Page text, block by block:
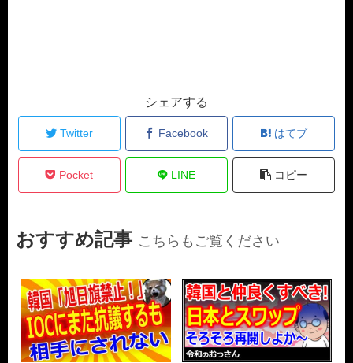
シェアする
Twitter Facebook はてブ
Pocket LINE コピー
おすすめ記事 こちらもご覧ください